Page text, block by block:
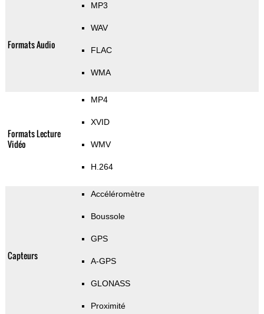
Formats Audio
MP3
WAV
FLAC
WMA
Formats Lecture
Vidéo
MP4
XVID
WMV
H.264
Capteurs
Accéléromètre
Boussole
GPS
A-GPS
GLONASS
Proximité